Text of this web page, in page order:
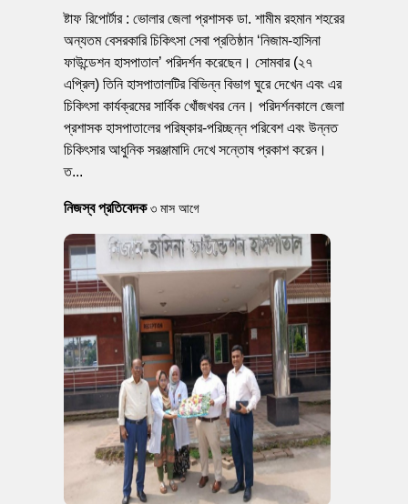
ষ্টাফ রিপোর্টার : ভোলার জেলা প্রশাসক ডা. শামীম রহমান শহরের
অন্যতম বেসরকারি চিকিৎসা সেবা প্রতিষ্ঠান ‘নিজাম-হাসিনা
ফাউন্ডেশন হাসপাতাল’ পরিদর্শন করেছেন। সোমবার (২৭
এপ্রিল) তিনি হাসপাতালটির বিভিন্ন বিভাগ ঘুরে দেখেন এবং এর
চিকিৎসা কার্যক্রমের সার্বিক খোঁজখবর নেন। পরিদর্শনকালে জেলা
প্রশাসক হাসপাতালের পরিষ্কার-পরিচ্ছন্ন পরিবেশ এবং উন্নত
চিকিৎসার আধুনিক সরঞ্জামাদি দেখে সন্তোষ প্রকাশ করেন।
ত...
নিজস্ব প্রতিবেদক ৩ মাস আগে